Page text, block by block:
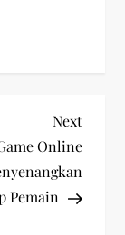
Next
Post
Next
Online
Pemain